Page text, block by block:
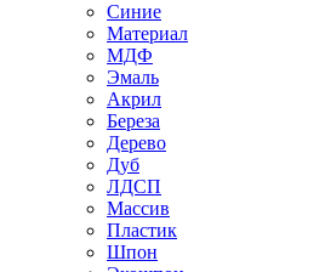
Синие
Материал
МДФ
Эмаль
Акрил
Береза
Дерево
Дуб
ЛДСП
Массив
Пластик
Шпон